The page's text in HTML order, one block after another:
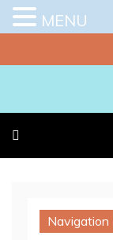
to
Navigation
MENU